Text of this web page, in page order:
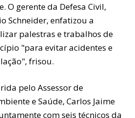
O gerente da Defesa Civil,
Schneider, enfatizou a
palestras e trabalhos de
"para evitar acidentes e
frisou.
pelo Assessor de
e Saúde, Carlos Jaime
com seis técnicos da